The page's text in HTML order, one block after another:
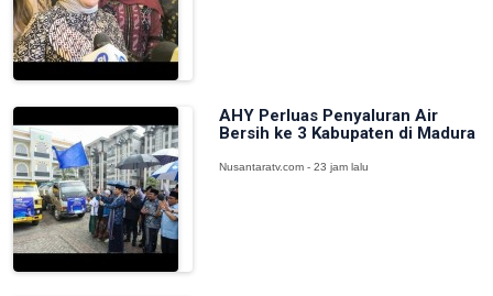
AHY Perluas Penyaluran Air
Bersih ke 3 Kabupaten di Madura
Nusantaratv.com - 23 jam lalu